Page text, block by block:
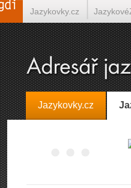
Jazykovky.cz
Jazykovky.cz
Španělština on-line